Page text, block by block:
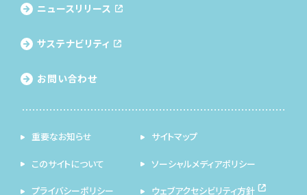
ニュースリリース
サステナビリティ
お問い合わせ
重要なお知らせ サイトマップ
このサイトについて ソーシャルメディアポリシー
プライバシーポリシー ウェブアクセシビリティ方針